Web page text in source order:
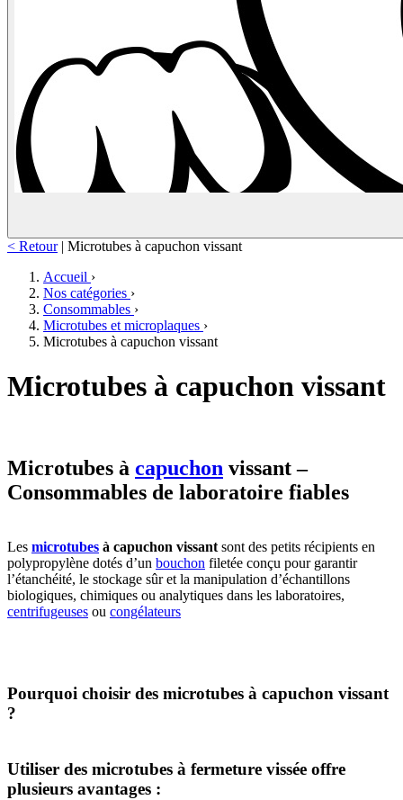
< Retour | Microtubes à capuchon vissant
Accueil ›
Nos catégories ›
Consommables ›
Microtubes et microplaques ›
Microtubes à capuchon vissant
Microtubes à capuchon vissant
Microtubes à capuchon vissant –
Consommables de laboratoire fiables
Les microtubes à capuchon vissant sont des petits récipients en
polypropylène dotés d’un bouchon filetée conçu pour garantir
l’étanchéité, le stockage sûr et la manipulation d’échantillons
biologiques, chimiques ou analytiques dans les laboratoires,
centrifugeuses ou congélateurs
Pourquoi choisir des microtubes à capuchon vissant
?
Utiliser des microtubes à fermeture vissée offre
plusieurs avantages :